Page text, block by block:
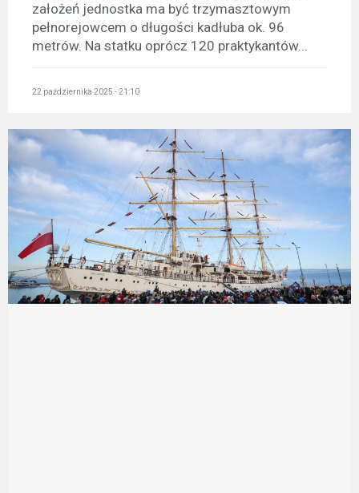
założeń jednostka ma być trzymasztowym
pełnorejowcem o długości kadłuba ok. 96
metrów. Na statku oprócz 120 praktykantów...
22 października 2025 - 21:10